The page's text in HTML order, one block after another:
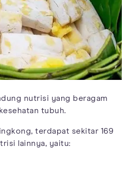
nutrisi yang beragam
tubuh.
terdapat sekitar 169
lainnya, yaitu: